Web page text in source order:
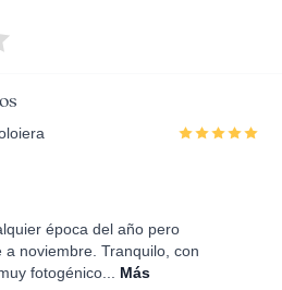
época del año pero
noviembre. Tranquilo, con
fotogénico...
Más